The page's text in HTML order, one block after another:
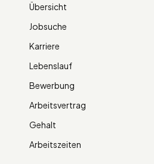
Übersicht
Jobsuche
Karriere
Lebenslauf
Bewerbung
Arbeitsvertrag
Gehalt
Arbeitszeiten